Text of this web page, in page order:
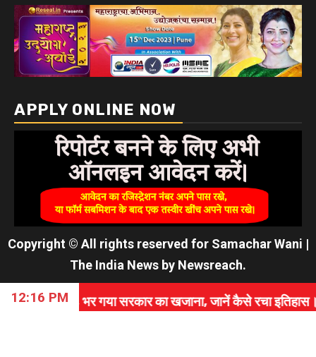
APPLY ONLINE NOW
Copyright © All rights reserved for Samachar Wani |
The India News by Newsreach.
12:16 PM
गया सरकार का खजाना, जानें कैसे रचा इतिहास। ⇝